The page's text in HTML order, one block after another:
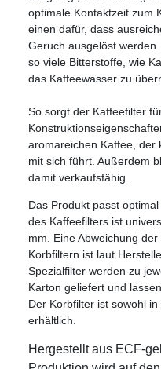
optimale Kontaktzeit zum
einen dafür, dass
Geruch ausgelöst
so viele Bitterstoffe, wie
das Kaffeewasser zu
So sorgt der Kaffeefilter
aromareichen Kaffee, der
mit sich führt. Außerdem
damit verkaufsfähig.
Das Produkt passt
des Kaffeefilters ist
mm. Eine Abweichung
Korbfiltern ist laut
Spezialfilter werden zu
Karton geliefert und
Der Korbfilter ist sowohl
erhältlich.
Hergestellt aus ECF-